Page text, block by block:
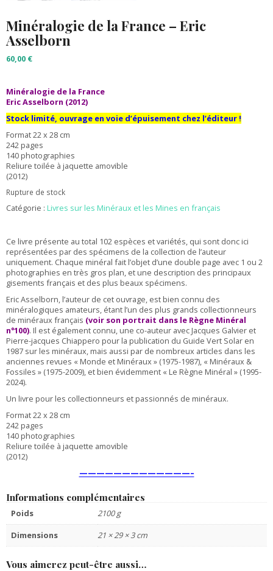
Minéralogie de la France – Eric
Asselborn
60,00 €
Minéralogie de la France
Eric Asselborn (2012)
Stock limité, ouvrage en voie d’épuisement chez l’éditeur !
Format 22 x 28 cm
242 pages
140 photographies
Reliure toilée à jaquette amovible
(2012)
Rupture de stock
Catégorie : Livres sur les Minéraux et les Mines en français
Ce livre présente au total 102 espèces et variétés, qui sont donc ici
représentées par des spécimens de la collection de l’auteur
uniquement. Chaque minéral fait l’objet d’une double page avec 1 ou 2
photographies en très gros plan, et une description des principaux
gisements français et des plus beaux spécimens.
Eric Asselborn, l’auteur de cet ouvrage, est bien connu des
minéralogiques amateurs, étant l’un des plus grands collectionneurs
de minéraux français (voir son portrait dans le Règne Minéral
n°100). Il est également connu, une co-auteur avec Jacques Galvier et
Pierre-jacques Chiappero pour la publication du Guide Vert Solar en
1987 sur les minéraux, mais aussi par de nombreux articles dans les
anciennes revues « Monde et Minéraux » (1975-1987), « Minéraux &
Fossiles » (1975-2009), et bien évidemment « Le Règne Minéral » (1995-
2024).
Un livre pour les collectionneurs et passionnés de minéraux.
Format 22 x 28 cm
242 pages
140 photographies
Reliure toilée à jaquette amovible
(2012)
—————————————–
Informations complémentaires
Poids
2100 g
Dimensions
21 × 29 × 3 cm
Vous aimerez peut-être aussi…